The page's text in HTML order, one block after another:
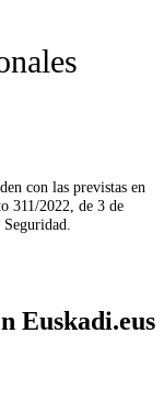
con las previstas en
311/2022, de 3 de
Euskadi.eus